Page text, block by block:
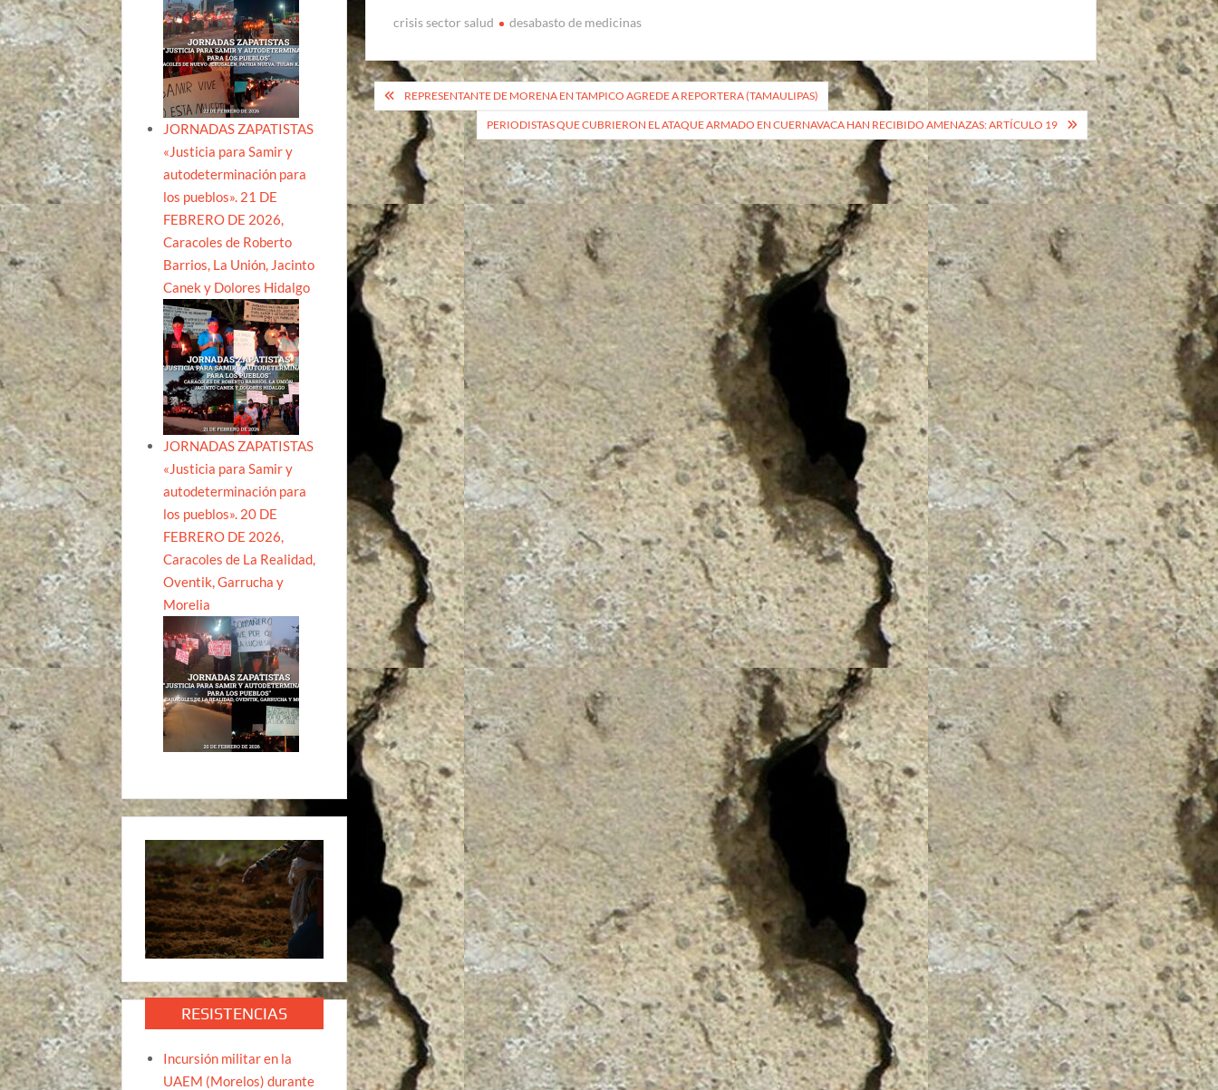
crisis sector salud desabasto de medicinas
Navegación
de
entradas
REPRESENTANTE DE MORENA EN TAMPICO AGREDE A REPORTERA (TAMAULIPAS)
PERIODISTAS QUE CUBRIERON EL ATAQUE ARMADO EN CUERNAVACA HAN RECIBIDO AMENAZAS: ARTÍCULO 19
JORNADAS ZAPATISTAS
«Justicia para Samir y
autodeterminación para
los pueblos». 21 DE
FEBRERO DE 2026,
Caracoles de Roberto
Barrios, La Unión, Jacinto
Canek y Dolores Hidalgo
JORNADAS ZAPATISTAS
«Justicia para Samir y
autodeterminación para
los pueblos». 20 DE
FEBRERO DE 2026,
Caracoles de La Realidad,
Oventik, Garrucha y
Morelia
RESISTENCIAS
Incursión militar en la
UAEM (Morelos) durante